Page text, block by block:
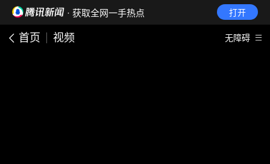
· 获取全网一手热点 打开
首页 视频 无障碍